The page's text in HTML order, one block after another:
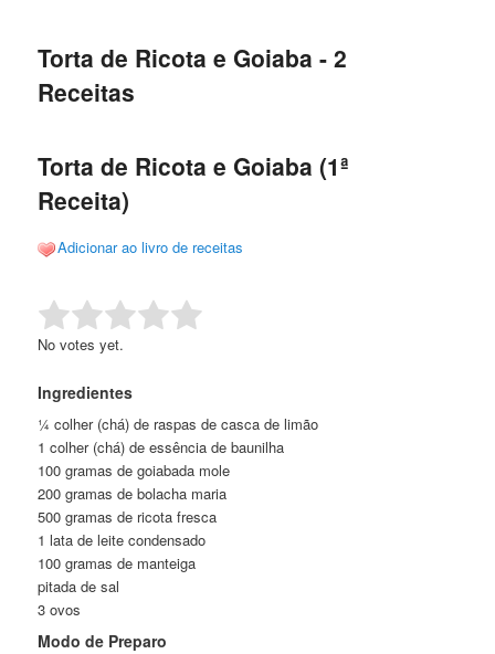
conteúdo
conteúdo
Torta de Ricota e Goiaba - 2
Receitas
Torta de Ricota e Goiaba (1ª
Receita)
Adicionar ao livro de receitas
Rate this item: Submit Rating
No votes yet.
Ingredientes
¼ colher (chá) de raspas de casca de limão
1 colher (chá) de essência de baunilha
100 gramas de goiabada mole
200 gramas de bolacha maria
500 gramas de ricota fresca
1 lata de leite condensado
100 gramas de manteiga
pitada de sal
3 ovos
Modo de Preparo